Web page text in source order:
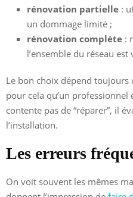
rénovation partielle :
un dommage limité ;
rénovation complète :
l’ensemble du réseau
Le bon choix dépend toujours
pour cela qu’un professionnel
contente pas de “réparer”, il
l’installation.
Les erreurs
On voit souvent les mêmes